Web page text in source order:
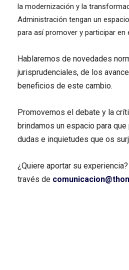
la modernización y la
Administración tengan un
para así promover y participar en
Hablaremos de novedades
jurisprudenciales, de los
beneficios de este cambio.
Promovemos el debate y la
brindamos un espacio para
dudas e inquietudes que os
¿Quiere aportar su
través de